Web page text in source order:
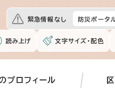
緊急情報なし 防災ポータ
読み上げ 文字サイズ・配色
プロフィール